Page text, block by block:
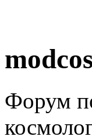
Форум